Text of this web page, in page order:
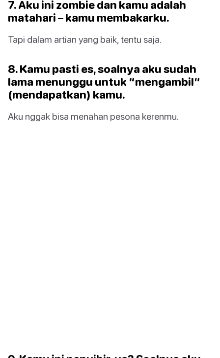
7. Aku ini zombie dan kamu adalah
matahari – kamu membakarku.
Tapi dalam artian yang baik, tentu saja.
8. Kamu pasti es, soalnya aku sudah
lama menunggu untuk “mengambil”
(mendapatkan) kamu.
Aku nggak bisa menahan pesona kerenmu.